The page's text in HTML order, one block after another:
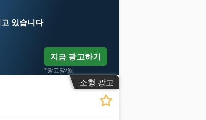
있습니다
지금 광고하기
*광고당/월
소형 광고